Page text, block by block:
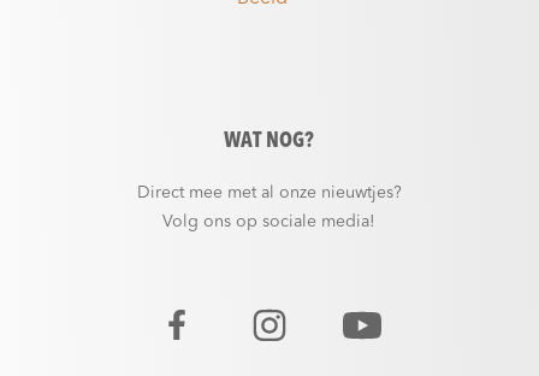
WAT NOG?
Direct mee met al onze nieuwtjes?
Volg ons op sociale media!